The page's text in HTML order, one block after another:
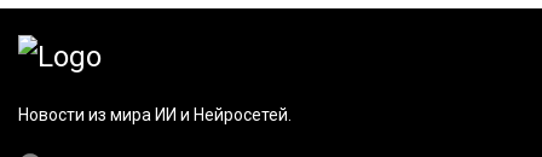
Новости из мира ИИ и Нейросетей.